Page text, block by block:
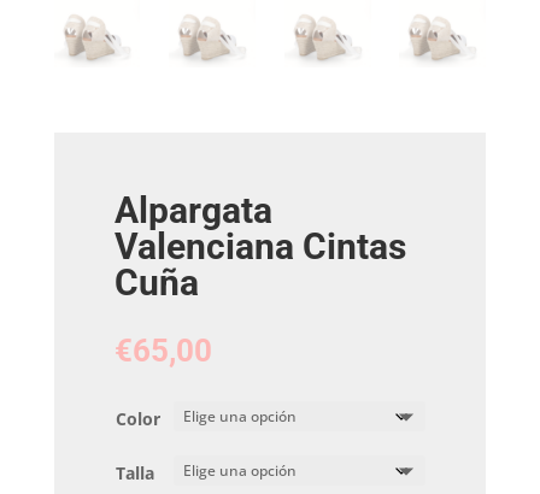
Alpargata
Valenciana Cintas
Cuña
€65,00
Color
Talla